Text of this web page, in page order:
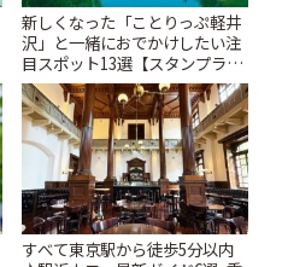
新しくなった「ことりっぷ軽井
沢」と一緒におでかけしたい注
目スポット13選【スタンプラリ
ー開催中】 | ことりっぷ
すべて東京駅から徒歩5分以内